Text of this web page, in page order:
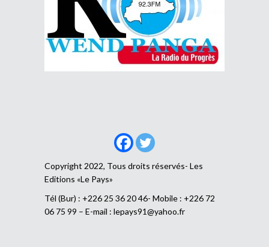
Copyright 2022, Tous droits réservés- Les
Editions «Le Pays»
Tél (Bur) : +226 25 36 20 46- Mobile : +226 72
06 75 99 – E-mail : lepays91@yahoo.fr